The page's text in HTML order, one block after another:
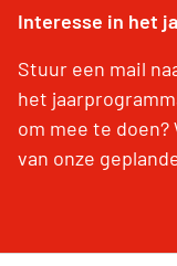
Interesse in het
Stuur een mail
het
om mee te doen?
van onze